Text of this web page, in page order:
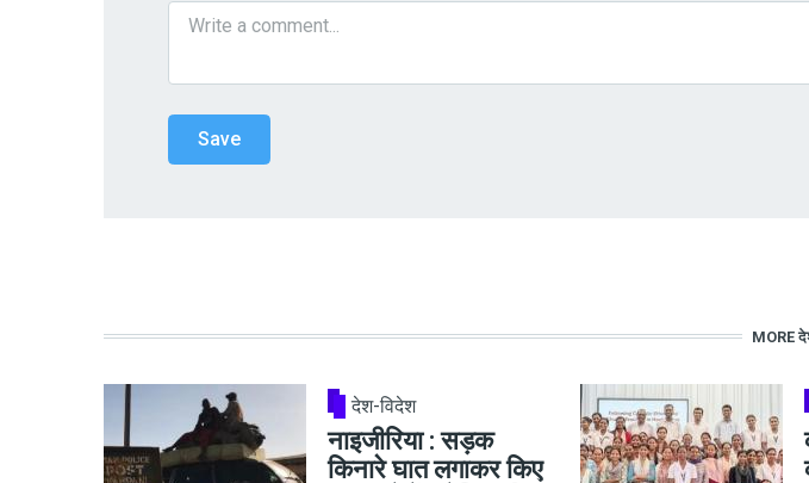
MORE
देश-विदेश
नाइजीरिया : सड़क
किनारे घात लगाकर किए